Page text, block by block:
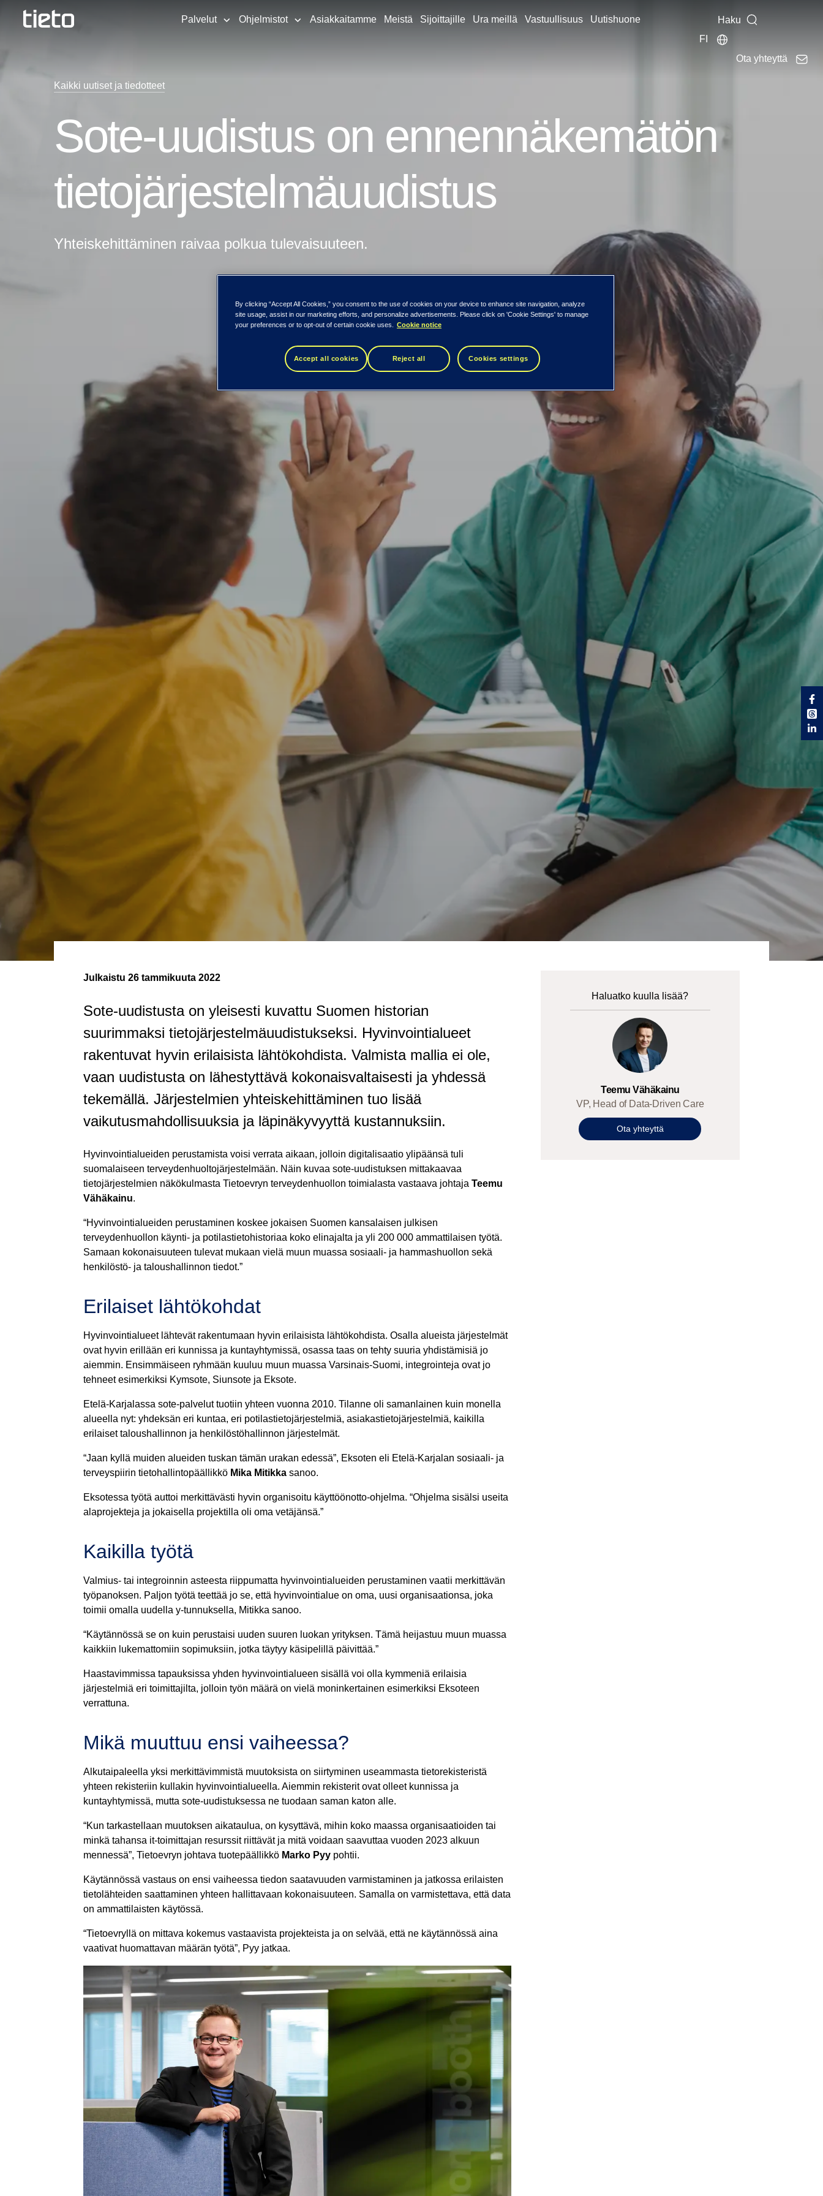
Palvelut Ohjelmistot Asiakkaitamme Meistä Sijoittajille Ura meillä Vastuullisuus Uutishuone
Haku
FI
Ota yhteyttä
Kaikki uutiset ja tiedotteet
Sote-uudistus on ennennäkemätön
tietojärjestelmäuudistus
Yhteiskehittäminen raivaa polkua tulevaisuuteen.
Julkaistu 26 tammikuuta 2022
Sote-uudistusta on yleisesti kuvattu Suomen historian
suurimmaksi tietojärjestelmäuudistukseksi. Hyvinvointialueet
rakentuvat hyvin erilaisista lähtökohdista. Valmista mallia ei ole,
vaan uudistusta on lähestyttävä kokonaisvaltaisesti ja yhdessä
tekemällä. Järjestelmien yhteiskehittäminen tuo lisää
vaikutusmahdollisuuksia ja läpinäkyvyyttä kustannuksiin.
Hyvinvointialueiden perustamista voisi verrata aikaan, jolloin digitalisaatio ylipäänsä tuli
suomalaiseen terveydenhuoltojärjestelmään. Näin kuvaa sote-uudistuksen mittakaavaa
tietojärjestelmien näkökulmasta Tietoevryn terveydenhuollon toimialasta vastaava johtaja Teemu
Vähäkainu.
“Hyvinvointialueiden perustaminen koskee jokaisen Suomen kansalaisen julkisen
terveydenhuollon käynti- ja potilastietohistoriaa koko elinajalta ja yli 200 000 ammattilaisen työtä.
Samaan kokonaisuuteen tulevat mukaan vielä muun muassa sosiaali- ja hammashuollon sekä
henkilöstö- ja taloushallinnon tiedot.”
Erilaiset lähtökohdat
Hyvinvointialueet lähtevät rakentumaan hyvin erilaisista lähtökohdista. Osalla alueista järjestelmät
ovat hyvin erillään eri kunnissa ja kuntayhtymissä, osassa taas on tehty suuria yhdistämisiä jo
aiemmin. Ensimmäiseen ryhmään kuuluu muun muassa Varsinais-Suomi, integrointeja ovat jo
tehneet esimerkiksi Kymsote, Siunsote ja Eksote.
Etelä-Karjalassa sote-palvelut tuotiin yhteen vuonna 2010. Tilanne oli samanlainen kuin monella
alueella nyt: yhdeksän eri kuntaa, eri potilastietojärjestelmiä, asiakastietojärjestelmiä, kaikilla
erilaiset taloushallinnon ja henkilöstöhallinnon järjestelmät.
“Jaan kyllä muiden alueiden tuskan tämän urakan edessä”, Eksoten eli Etelä-Karjalan sosiaali- ja
terveyspiirin tietohallintopäällikkö Mika Mitikka sanoo.
Eksotessa työtä auttoi merkittävästi hyvin organisoitu käyttöönotto-ohjelma. “Ohjelma sisälsi useita
alaprojekteja ja jokaisella projektilla oli oma vetäjänsä.”
Kaikilla työtä
Valmius- tai integroinnin asteesta riippumatta hyvinvointialueiden perustaminen vaatii merkittävän
työpanoksen. Paljon työtä teettää jo se, että hyvinvointialue on oma, uusi organisaationsa, joka
toimii omalla uudella y-tunnuksella, Mitikka sanoo.
“Käytännössä se on kuin perustaisi uuden suuren luokan yrityksen. Tämä heijastuu muun muassa
kaikkiin lukemattomiin sopimuksiin, jotka täytyy käsipelillä päivittää.”
Haastavimmissa tapauksissa yhden hyvinvointialueen sisällä voi olla kymmeniä erilaisia
järjestelmiä eri toimittajilta, jolloin työn määrä on vielä moninkertainen esimerkiksi Eksoteen
verrattuna.
Mikä muuttuu ensi vaiheessa?
Alkutaipaleella yksi merkittävimmistä muutoksista on siirtyminen useammasta tietorekisteristä
yhteen rekisteriin kullakin hyvinvointialueella. Aiemmin rekisterit ovat olleet kunnissa ja
kuntayhtymissä, mutta sote-uudistuksessa ne tuodaan saman katon alle.
“Kun tarkastellaan muutoksen aikataulua, on kysyttävä, mihin koko maassa organisaatioiden tai
minkä tahansa it-toimittajan resurssit riittävät ja mitä voidaan saavuttaa vuoden 2023 alkuun
mennessä”, Tietoevryn johtava tuotepäällikkö Marko Pyy pohtii.
Käytännössä vastaus on ensi vaiheessa tiedon saatavuuden varmistaminen ja jatkossa erilaisten
tietolähteiden saattaminen yhteen hallittavaan kokonaisuuteen. Samalla on varmistettava, että data
on ammattilaisten käytössä.
“Tietoevryllä on mittava kokemus vastaavista projekteista ja on selvää, että ne käytännössä aina
vaativat huomattavan määrän työtä”, Pyy jatkaa.
Haluatko kuulla lisää?
Teemu Vähäkainu
VP, Head of Data-Driven Care
Ota yhteyttä
By clicking “Accept All Cookies,” you consent to the use of cookies on your device to enhance site navigation, analyze
site usage, assist in our marketing efforts, and personalize advertisements. Please click on 'Cookie Settings' to manage
your preferences or to opt-out of certain cookie uses.
Cookie notice
Accept all cookies Reject all Cookies settings